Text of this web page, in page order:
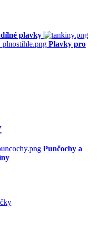
plavky
Plavky pro
Punčochy a